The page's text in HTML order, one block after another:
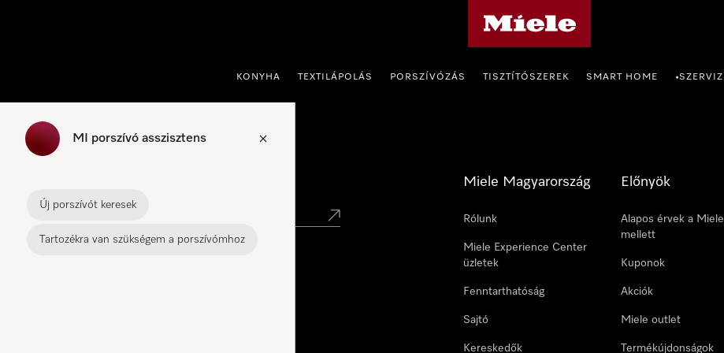
KONYHA TEXTILÁPOLÁS PORSZÍVÓZÁS TISZTÍTÓSZEREK SMART HOME •SZERVIZ
MI porszívó asszisztens
Új porszívót keresek
Tartozékra van szükségem a porszívómhoz
Miele Magyarország
Rólunk
Miele Experience Center
üzletek
Fenntarthatóság
Sajtó
Kereskedők
Előnyök
Alapos érvek a Miele
mellett
Kuponok
Akciók
Miele outlet
Termékújdonságok